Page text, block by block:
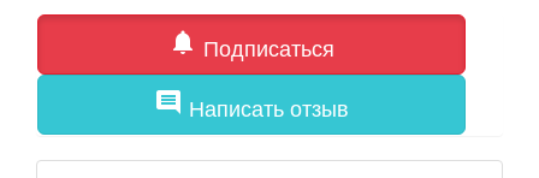
notifications Подписаться
comment Написать отзыв